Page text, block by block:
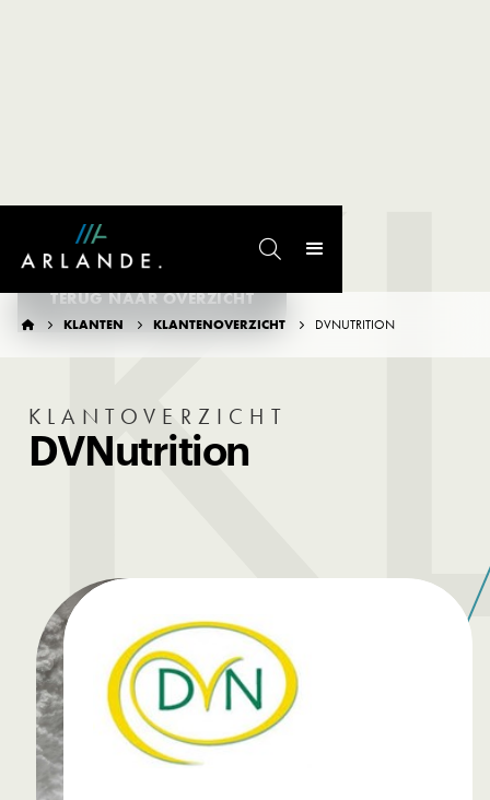

  KLANTEN  KLANTENOVERZICHT  DVNUTRITION
TERUG NAAR OVERZICHT
KLANTOVERZICHT
DVNutrition